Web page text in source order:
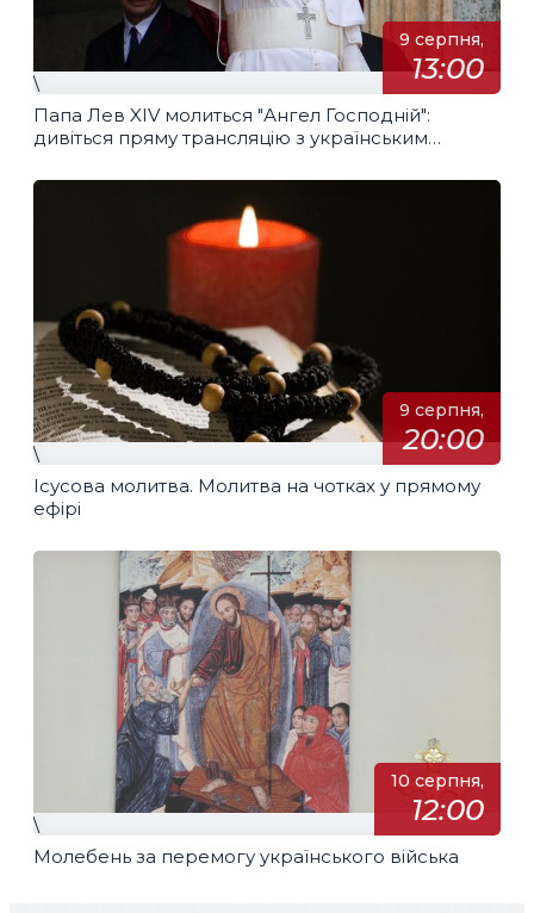
9 серпня,
13:00
\
Папа Лев XIV молиться "Ангел Господній":
дивіться пряму трансляцію з українським
9 серпня,
20:00
\
Ісусова молитва. Молитва на чотках у прямому
ефірі
10 серпня,
12:00
\
Молебень за перемогу українського війська